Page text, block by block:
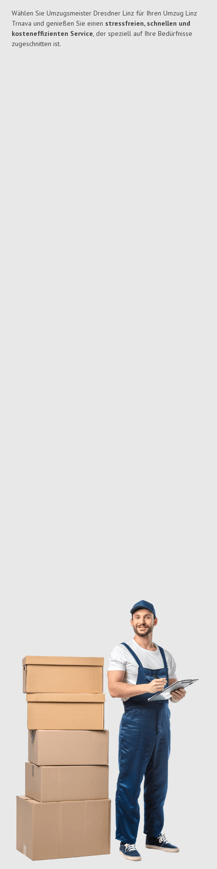
Wählen Sie Umzugsmeister Dresdner Linz für Ihren Umzug Linz
Trnava und genießen Sie einen stressfreien, schnellen und
kosteneffizienten Service, der speziell auf Ihre Bedürfnisse
zugeschnitten ist.